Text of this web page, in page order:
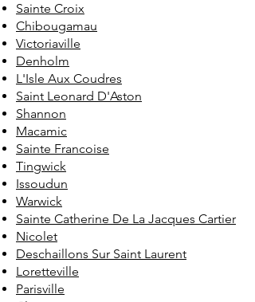
Sainte Croix
Chibougamau
Victoriaville
Denholm
L'Isle Aux Coudres
Saint Leonard D'Aston
Shannon
Macamic
Sainte Francoise
Tingwick
Issoudun
Warwick
Sainte Catherine De La Jacques Cartier
Nicolet
Deschaillons Sur Saint Laurent
Loretteville
Parisville